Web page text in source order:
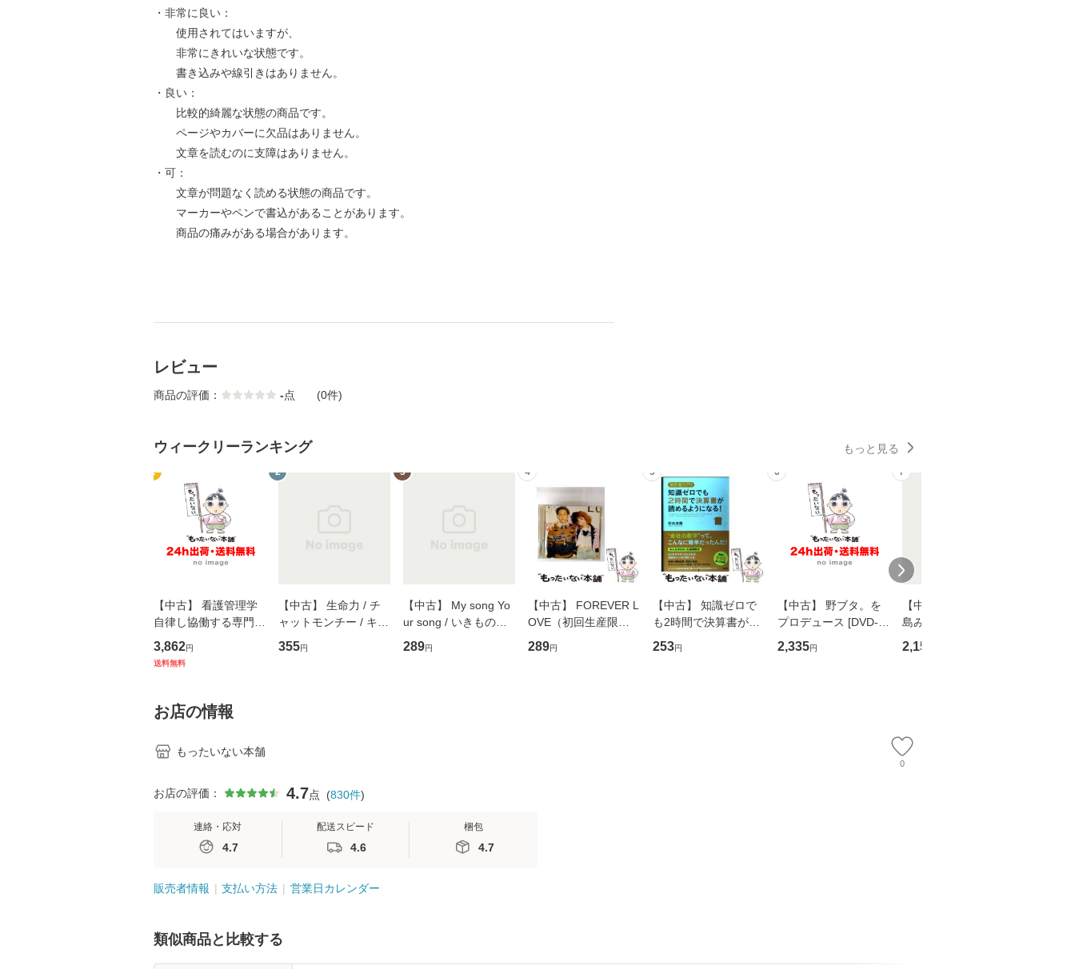
・非常に良い：
使用されてはいますが、
非常にきれいな状態です。
書き込みや線引きはありません。
・良い：
比較的綺麗な状態の商品です。
ページやカバーに欠品はありません。
文章を読むのに支障はありません。
・可：
文章が問題なく読める状態の商品です。
マーカーやペンで書込があることがあります。
商品の痛みがある場合があります。
レビュー
商品の評価： -点 (0件)
ウィークリーランキング もっと見る
1
【中古】 看護管理学
自律し協働する専門職
の看護マネジメントス
キル 改訂第3版 (看護
堂 [単行
3,862円
送料無料
2
【中古】 生命力 / チ
ャットモンチー / キュ
ーンレコード [CD]
【メール便送料無料】
355円
3
【中古】 My song Yo
ur song / いきものが
かり / [CD]【メール便
送料無料】
289円
4
【中古】 FOREVER L
OVE（初回生産限定
盤） / 清水翔太×加藤
ミリヤ / [CD]【メール
289円
5
【中古】 知識ゼロで
も2時間で決算書が読
めるようになる！ 会
計超入門！ / 佐伯 良
253円
6
【中古】 野ブタ。を
プロデュース [DVD-B
OX] / バップ [DVD]
【メール便送料無料】
2,335円
7
【中古】 寒水魚 / 中
島みゆき / [CD]【メー
ル便送料無料】
2,150
お店の情報
もったいない本舗
0
お店の評価： 4.7点 (830件)
連絡・応対
4.7
配送スピード
4.6
梱包
4.7
販売者情報 支払い方法 営業日カレンダー
類似商品と比較する